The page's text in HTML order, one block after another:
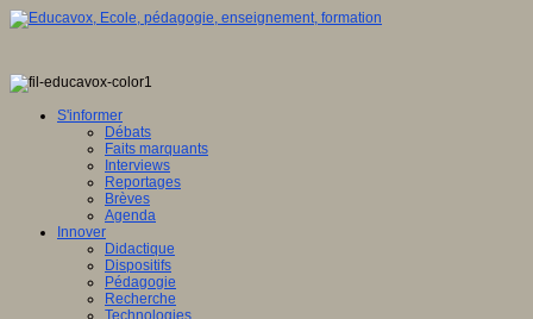
S'informer
Débats
Faits marquants
Interviews
Reportages
Brèves
Agenda
Innover
Didactique
Dispositifs
Pédagogie
Recherche
Technologies